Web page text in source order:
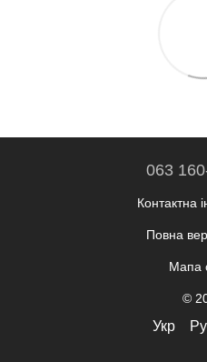
063
Контактна
Повна
Мапа
©
Укр